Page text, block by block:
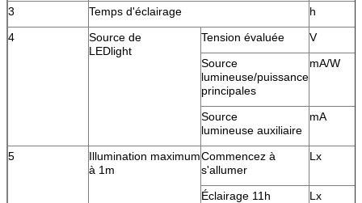
3
Temps d'éclairage
h
4
Source de
LEDlight
Tension évaluée
V
Source
lumineuse/puissance
principales
mA/W
Source
lumineuse auxiliaire
mA
5
Illumination maximum
à 1m
Commencez à
s'allumer
Lx
Éclairage 11h
Lx